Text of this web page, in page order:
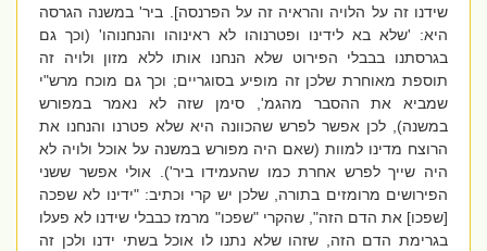
שידנו זה על הלויה והראיה זה על הפרנסה]. ביר' במשנה הגרסה
היא: 'שלא בא לידינו ופטרנוהו לא ראינוהו והנחנוהו' (וכך גם
בגרסתנו בבבלי הפירוט שלא הנחנו אותו ללא מזון ולויה זה
תוספת מאוחרת שלכן זה מופיע בסוגריים; וכך גם מוכח מרש"י
שמביא את ההסבר מהגמ', סימן שזה לא נאמר במפורש
במשנה), לכן אפשר לפרש שהכוונה היא שלא פטרנו והנחנו את
הרוצח מדינו למוות (שאם היה מפורש במשנה על אוכל ולויה לא
היה שייך לפרש אחרת כמו שהעמידו ביר'). אולי אפשר ששני
הפירושים מרומזים בתורה, שלכן יש קרי וכתיב: "ידינו לא שפכה
[שפכו] את הדם הזה", שהקרי "שפכו" מרמז כבבלי שידנו לא פעלו
בגרימת הדם הזה, שזהו שלא נתנו לו אוכל בשתי ידנו ולכן זה